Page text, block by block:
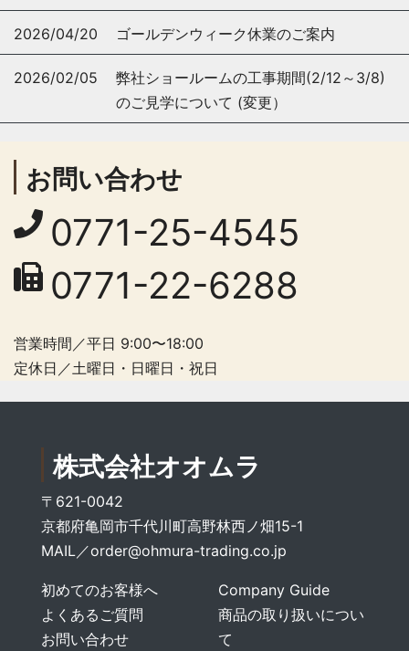
2026/04/20 ゴールデンウィーク休業のご案内
2026/02/05
弊社ショールームの工事期間(2/12～3/8)
のご見学について (変更）
お問い合わせ
0771-25-4545
0771-22-6288
営業時間／平日 9:00〜18:00
定休日／土曜日・日曜日・祝日
株式会社オオムラ
〒621-0042
京都府亀岡市千代川町高野林西ノ畑15-1
MAIL／order@ohmura-trading.co.jp
初めてのお客様へ
よくあるご質問
お問い合わせ
Company Guide
商品の取り扱いについ
て